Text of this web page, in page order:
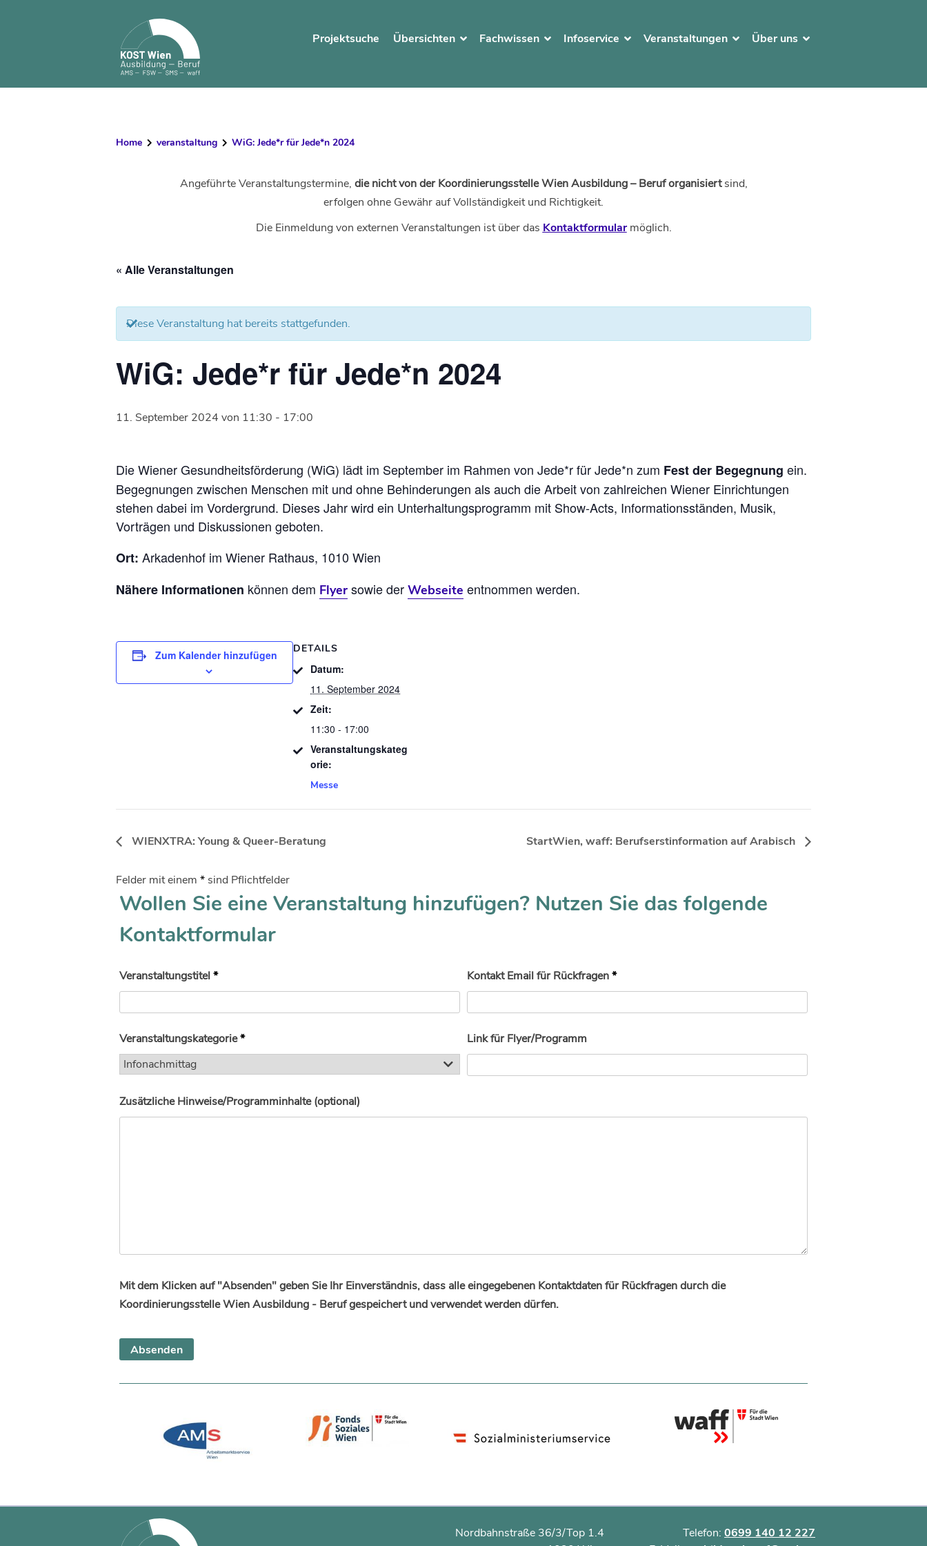
Projektsuche Übersichten Fachwissen Infoservice Veranstaltungen Über uns
Home veranstaltung WiG: Jede*r für Jede*n 2024
Angeführte Veranstaltungstermine, die nicht von der Koordinierungsstelle Wien Ausbildung – Beruf organisiertsind,
erfolgen ohne Gewähr auf Vollständigkeit und Richtigkeit.
Die Einmeldung von externen Veranstaltungen ist über das Kontaktformularmöglich.
« Alle Veranstaltungen
Diese Veranstaltung hat bereits stattgefunden.
WiG: Jede*r für Jede*n 2024
11. September 2024 von 11:30 - 17:00
Die Wiener Gesundheitsförderung (WiG) lädt im September im Rahmen von Jede*r für Jede*n zum Fest der Begegnung ein.
Begegnungen zwischen Menschen mit und ohne Behinderungen als auch die Arbeit von zahlreichen Wiener Einrichtungen
stehen dabei im Vordergrund. Dieses Jahr wird ein Unterhaltungsprogramm mit Show-Acts, Informationsständen, Musik,
Vorträgen und Diskussionen geboten.
Ort: Arkadenhof im Wiener Rathaus, 1010 Wien
Nähere Informationen können dem Flyer sowie der Webseite entnommen werden.
Zum Kalender hinzufügen DETAILS
Datum:
11. September 2024
Zeit:
11:30 - 17:00
Veranstaltungskateg
orie:
Messe
WIENXTRA: Young & Queer-Beratung StartWien, waff: Berufserstinformation auf Arabisch
Felder mit einem * sind Pflichtfelder
Wollen Sie eine Veranstaltung hinzufügen? Nutzen Sie das folgende
Kontaktformular
Veranstaltungstitel* Kontakt Email für Rückfragen*
Veranstaltungskategorie* Link für Flyer/Programm
Zusätzliche Hinweise/Programminhalte (optional)
Mit dem Klicken auf "Absenden" geben Sie Ihr Einverständnis, dass alle eingegebenen Kontaktdaten für Rückfragen durch die
Koordinierungsstelle Wien Ausbildung - Beruf gespeichert und verwendet werden dürfen.
Nordbahnstraße 36/3/Top 1.4
Telefon: 0699 140 12 227